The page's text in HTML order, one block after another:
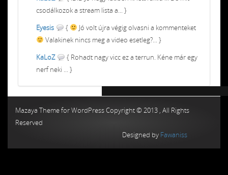
csodálkozok a stream lista a... }
Eyesis
{
Jó volt újra végig olvasni a kommenteket
Valakinek nincs meg a video esetleg?... }
KaLoZ
{ Rohadt nagy vicc ez a terrun. Kéne már egy
nerf neki ... }
Mazaya Theme for WordPress Copyright © 2013 , All Rights
Reserved
Designed by Fawaniss